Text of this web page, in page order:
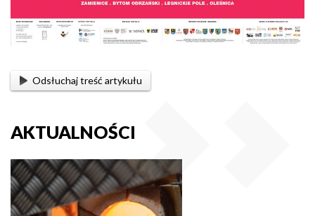
Odsłuchaj treść artykułu
AKTUALNOŚCI